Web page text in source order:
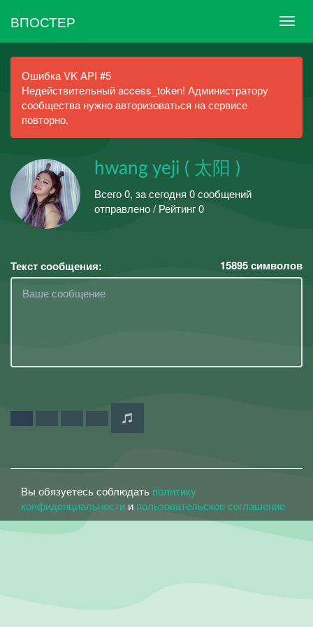
ВПОСТЕР
Ошибка VK API #5
Недействительный access_token! Администратору
сообщества нужно авторизоваться на сервисе
повторно.
hwang yeji ( 太阳 )
Всего 0, за сегодня 0 сообщений
отправлено / Рейтинг 0
Текст сообщения: 15895символов
Вы обязуетесь соблюдать политику
конфиденциальности и пользовательское соглашение